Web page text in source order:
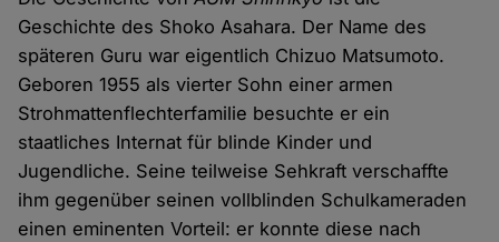
Geschichte des Shoko Asahara. Der Name des
späteren Guru war eigentlich Chizuo Matsumoto.
Geboren 1955 als vierter Sohn einer armen
Strohmattenflechterfamilie besuchte er ein
staatliches Internat für blinde Kinder und
Jugendliche. Seine teilweise Sehkraft verschaffte
ihm gegenüber seinen vollblinden Schulkameraden
einen eminenten Vorteil: er konnte diese nach